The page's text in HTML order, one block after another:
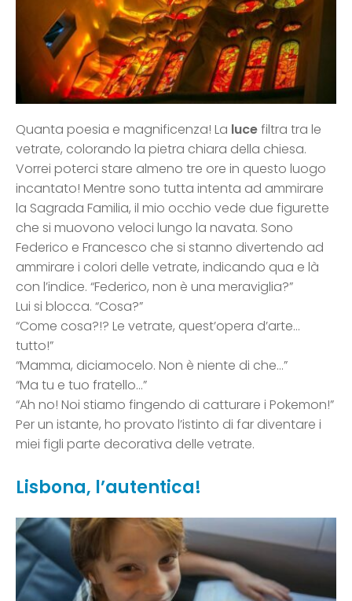
Quanta poesia e magnificenza! La lucefiltra tra le
vetrate, colorando la pietra chiara della chiesa.
Vorrei poterci stare almeno tre ore in questo luogo
incantato! Mentre sono tutta intenta ad ammirare
la Sagrada Familia, il mio occhio vede due figurette
che si muovono veloci lungo la navata. Sono
Federico e Francesco che si stanno divertendo ad
ammirare i colori delle vetrate, indicando qua e là
con l’indice. “Federico, non è una meraviglia?”
Lui si blocca. “Cosa?”
“Come cosa?!? Le vetrate, quest’opera d’arte…
tutto!”
“Mamma, diciamocelo. Non è niente di che…”
“Ma tu e tuo fratello…”
“Ah no! Noi stiamo fingendo di catturare i Pokemon!”
Per un istante, ho provato l’istinto di far diventare i
miei figli parte decorativa delle vetrate.
Lisbona, l’autentica!